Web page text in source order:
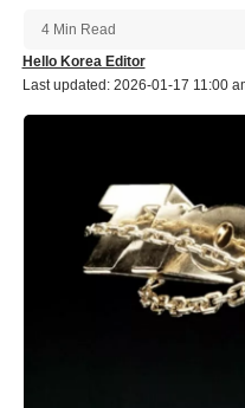
Last updated: 2026-01-17 11:00
Hello Korea Editor
4 Min Read